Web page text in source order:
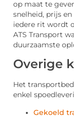
op maat te
snelheid, prijs
iedere rit wordt
ATS Transport
duurzaamste
Overige
Het
enkel
Gekoeld